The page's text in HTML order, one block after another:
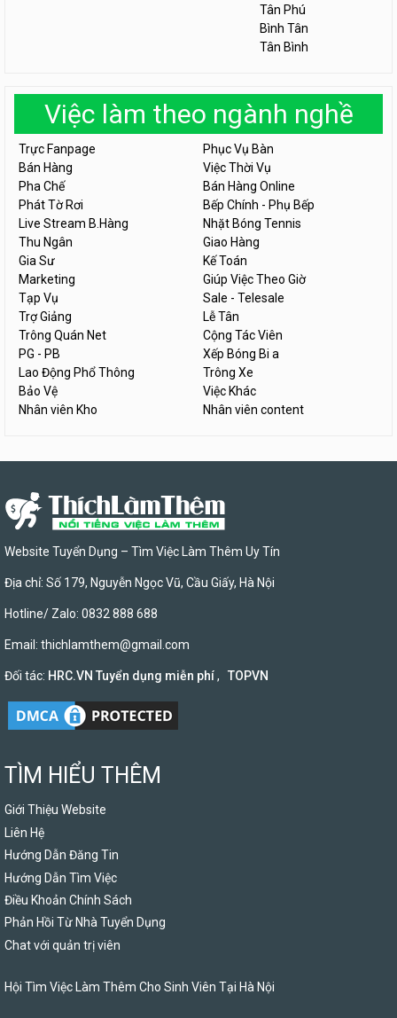
Tân Phú
Bình Tân
Tân Bình
Việc làm theo ngành nghề
Trực Fanpage
Phục Vụ Bàn
Bán Hàng
Việc Thời Vụ
Pha Chế
Bán Hàng Online
Phát Tờ Rơi
Bếp Chính - Phụ Bếp
Live Stream B.Hàng
Nhặt Bóng Tennis
Thu Ngân
Giao Hàng
Gia Sư
Kế Toán
Marketing
Giúp Việc Theo Giờ
Tạp Vụ
Sale - Telesale
Trợ Giảng
Lễ Tân
Trông Quán Net
Cộng Tác Viên
PG - PB
Xếp Bóng Bi a
Lao Động Phổ Thông
Trông Xe
Bảo Vệ
Việc Khác
Nhân viên Kho
Nhân viên content
Website Tuyển Dụng – Tìm Việc Làm Thêm Uy Tín
Địa chỉ: Số 179, Nguyễn Ngọc Vũ, Cầu Giấy, Hà Nội
Hotline/ Zalo: 0832 888 688
Email: thichlamthem@gmail.com
Đối tác: HRC.VN Tuyển dụng miễn phí, TOPVN
TÌM HIỂU THÊM
Giới Thiệu Website
Liên Hệ
Hướng Dẫn Đăng Tin
Hướng Dẫn Tìm Việc
Điều Khoản Chính Sách
Phản Hồi Từ Nhà Tuyển Dụng
Chat với quản trị viên
Hội Tìm Việc Làm Thêm Cho Sinh Viên Tại Hà Nội